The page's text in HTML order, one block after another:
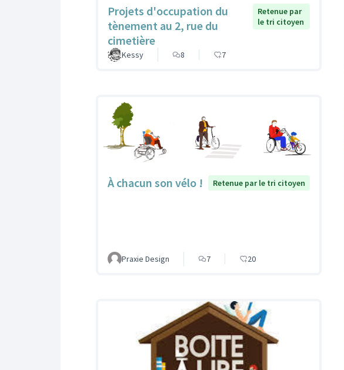
Projets d'occupation du
tènement au 2, rue du
cimetière
Retenue par
le tri citoyen
Kessy 8 7
À chacun son vélo ! Retenue par le tri citoyen
Praxie Design 7 20